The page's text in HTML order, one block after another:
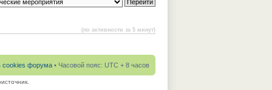
(по активности за 5 минут)
cookies форума • Часовой пояс: UTC + 8 часов